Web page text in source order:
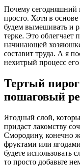
Почему сегодняшний
просто. Хотя в
будем вымешивать и
терке. Это облегчает
начинающей
составит труда. А я
нехитрый процесс
Тертый
пошаговый
Ягодный слой,
придаст лакомству
Смородину, конечно
фруктами или
будете использовать
то просто добавьте